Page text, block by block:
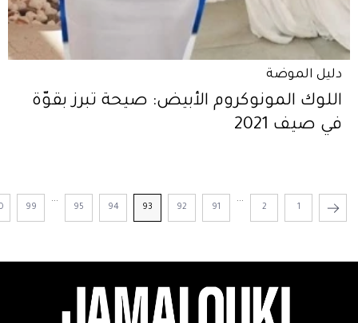
دليل الموضة
اللوك المونوكروم الأبيض: صيحة تبرز بقوّة
في صيف 2021
1
2
...
91
92
93
94
95
...
99